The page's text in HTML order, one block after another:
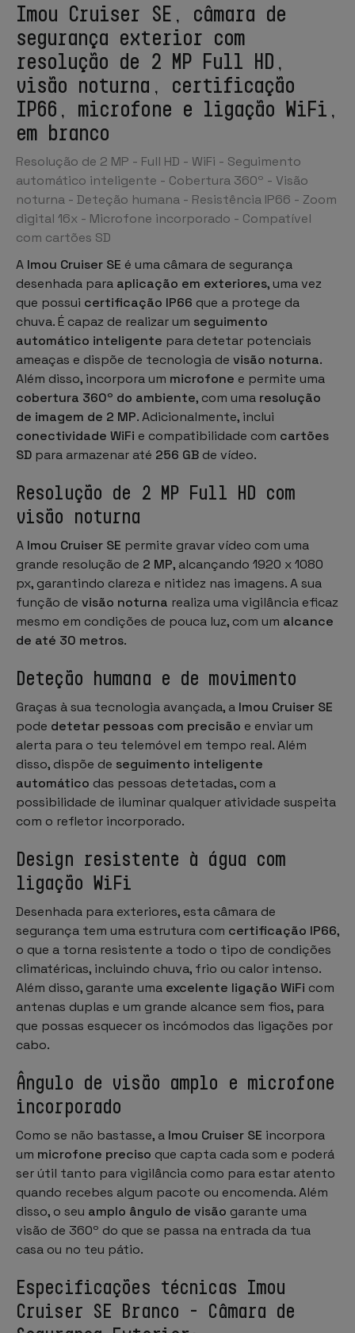
Imou Cruiser SE, câmara de
segurança exterior com
resolução de 2 MP Full HD,
visão noturna, certificação
IP66, microfone e ligação WiFi,
em branco
Resolução de 2 MP - Full HD - WiFi - Seguimento
automático inteligente - Cobertura 360º - Visão
noturna - Deteção humana - Resistência IP66 - Zoom
digital 16x - Microfone incorporado - Compatível
com cartões SD
A Imou Cruiser SE é uma câmara de segurança
desenhada para aplicação em exteriores, uma vez
que possui certificação IP66 que a protege da
chuva. É capaz de realizar um seguimento
automático inteligente para detetar potenciais
ameaças e dispõe de tecnologia de visão noturna.
Além disso, incorpora um microfone e permite uma
cobertura 360º do ambiente, com uma resolução
de imagem de 2 MP. Adicionalmente, inclui
conectividade WiFi e compatibilidade com cartões
SD para armazenar até 256 GB de vídeo.
Resolução de 2 MP Full HD com
visão noturna
A Imou Cruiser SE permite gravar vídeo com uma
grande resolução de 2 MP, alcançando 1920 x 1080
px, garantindo clareza e nitidez nas imagens. A sua
função de visão noturna realiza uma vigilância eficaz
mesmo em condições de pouca luz, com um alcance
de até 30 metros.
Deteção humana e de movimento
Graças à sua tecnologia avançada, a Imou Cruiser SE
pode detetar pessoas com precisão e enviar um
alerta para o teu telemóvel em tempo real. Além
disso, dispõe de seguimento inteligente
automático das pessoas detetadas, com a
possibilidade de iluminar qualquer atividade suspeita
com o refletor incorporado.
Design resistente à água com
ligação WiFi
Desenhada para exteriores, esta câmara de
segurança tem uma estrutura com certificação IP66,
o que a torna resistente a todo o tipo de condições
climatéricas, incluindo chuva, frio ou calor intenso.
Além disso, garante uma excelente ligação WiFi com
antenas duplas e um grande alcance sem fios, para
que possas esquecer os incómodos das ligações por
cabo.
Ângulo de visão amplo e microfone
incorporado
Como se não bastasse, a Imou Cruiser SE incorpora
um microfone preciso que capta cada som e poderá
ser útil tanto para vigilância como para estar atento
quando recebes algum pacote ou encomenda. Além
disso, o seu amplo ângulo de visão garante uma
visão de 360º do que se passa na entrada da tua
casa ou no teu pátio.
Especificações técnicas Imou
Cruiser SE Branco - Câmara de